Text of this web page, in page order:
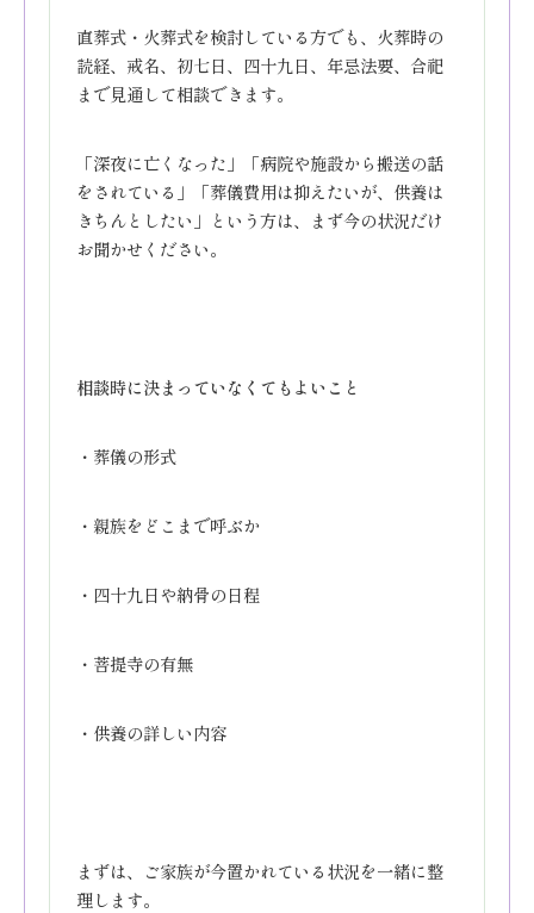
直葬式・火葬式を検討している方でも、火葬時の
読経、戒名、初七日、四十九日、年忌法要、合祀
まで見通して相談できます。
「深夜に亡くなった」「病院や施設から搬送の話
をされている」「葬儀費用は抑えたいが、供養は
きちんとしたい」という方は、まず今の状況だけ
お聞かせください。
相談時に決まっていなくてもよいこと
・葬儀の形式
・親族をどこまで呼ぶか
・四十九日や納骨の日程
・菩提寺の有無
・供養の詳しい内容
まずは、ご家族が今置かれている状況を一緒に整
理します。